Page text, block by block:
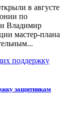
в августе
по
Владимир
мастер-плана
защитникам